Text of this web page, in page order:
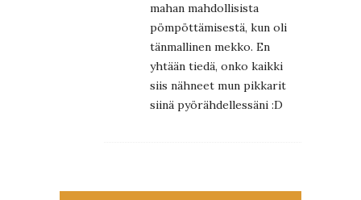
mahan mahdollisista
pömpöttämisestä, kun oli
tänmallinen mekko. En
yhtään tiedä, onko kaikki
siis nähneet mun pikkarit
siinä pyörähdellessäni :D